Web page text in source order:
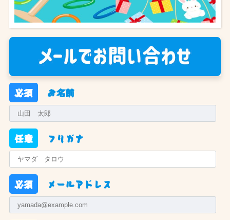
必須 お名前
任意 フリガナ
必須 メールアドレス